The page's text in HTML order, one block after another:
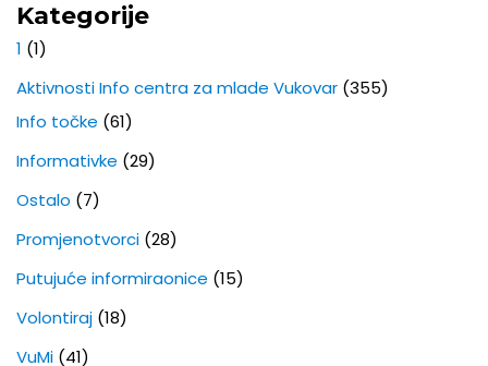
Kategorije
1 (1)
Aktivnosti Info centra za mlade Vukovar (355)
Info točke (61)
Informativke (29)
Ostalo (7)
Promjenotvorci (28)
Putujuće informiraonice (15)
Volontiraj (18)
VuMi (41)